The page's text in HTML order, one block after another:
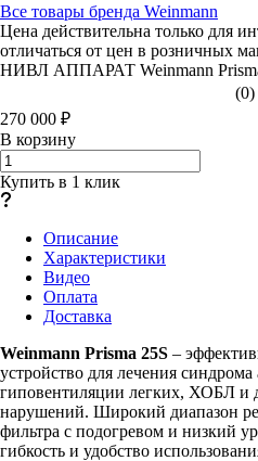
Все товары бренда Weinmann
Цена действительна только для
отличаться от цен в розничных
НИВЛ АППАРАТ Weinmann
(0)
270 000 ₽
В корзину
Купить в 1 клик
Описание
Характеристики
Видео
Оплата
Доставка
Weinmann Prisma 25S –
устройство для лечения
гиповентиляции легких, ХОБЛ и
нарушений. Широкий диапазон
фильтра с подогревом и низкий
гибкость и удобство